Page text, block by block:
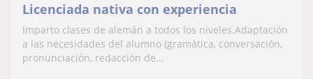
Licenciada nativa con experiencia
Imparto clases de alemán a todos los niveles.Adaptación
a las necesidades del alumno (gramática, conversación,
pronunciación, redacción de...